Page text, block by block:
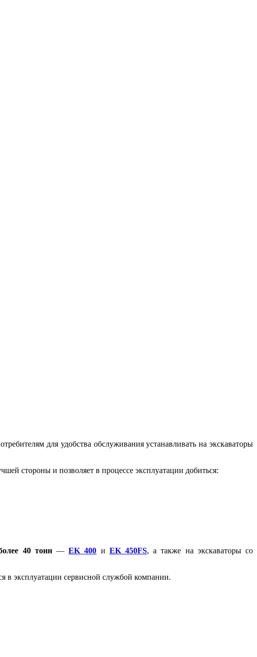
для удобства обслуживания устанавливать на экскаваторы
стороны и позволяет в процессе эксплуатации добиться:
40 тонн—EK 400 и EK450FS, а также на экскаваторы со
в эксплуатации сервисной службой компании.